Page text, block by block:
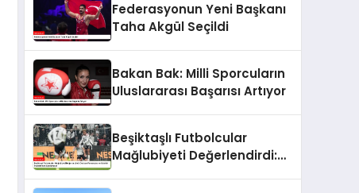
Federasyonun Yeni Başkanı
Taha Akgül Seçildi
Bakan Bak: Milli Sporcuların
Uluslararası Başarısı Artıyor
Beşiktaşlı Futbolcular
Mağlubiyeti Değerlendirdi: